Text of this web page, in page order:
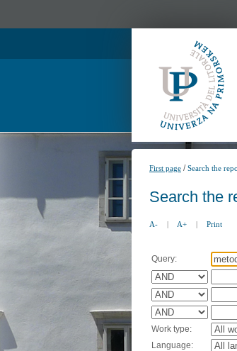
First page /Search the
Search the
A- | A+ | Print
Query:
Work type:
Language: